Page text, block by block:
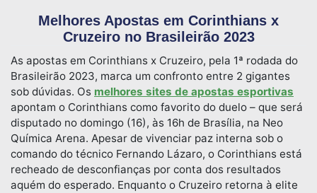
Melhores Apostas em Corinthians x
Cruzeiro no Brasileirão 2023
As apostas em Corinthians x Cruzeiro, pela 1ª rodada do
Brasileirão 2023, marca um confronto entre 2 gigantes
sob dúvidas. Os melhores sites de apostas esportivas
apontam o Corinthians como favorito do duelo – que será
disputado no domingo (16), às 16h de Brasília, na Neo
Química Arena. Apesar de vivenciar paz interna sob o
comando do técnico Fernando Lázaro, o Corinthians está
recheado de desconfianças por conta dos resultados
aquém do esperado. Enquanto o Cruzeiro retorna à elite